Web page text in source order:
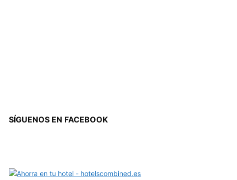
SÍGUENOS EN FACEBOOK